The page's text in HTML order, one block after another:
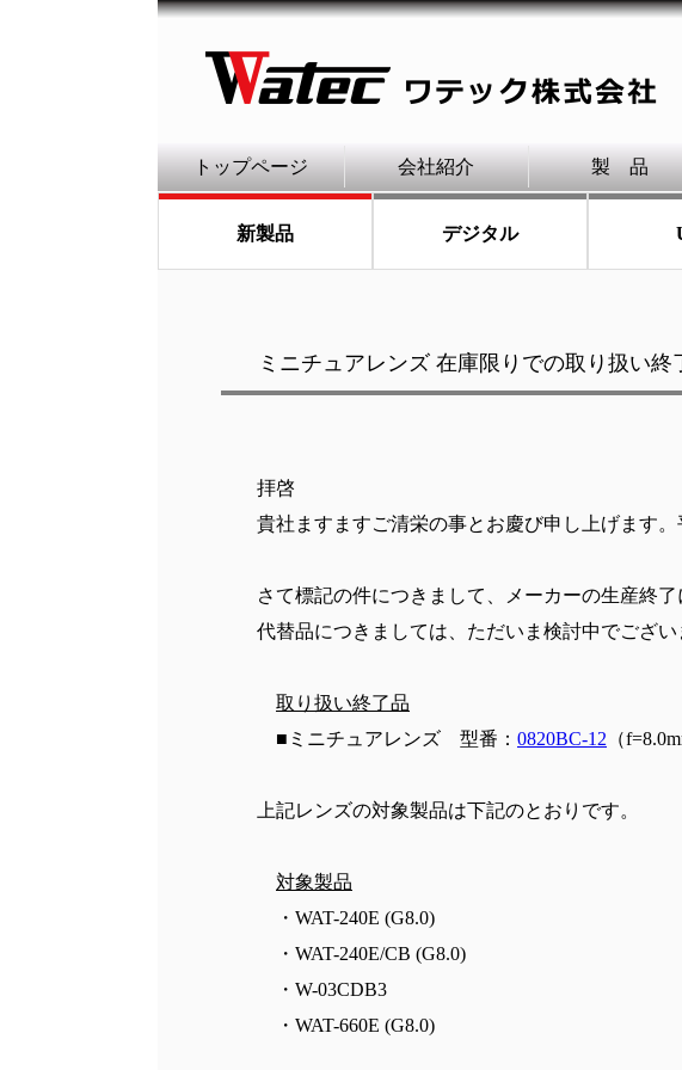
トップページ 会社紹介 製 品
新製品 デジタル
ミニチュアレンズ 在庫限りでの取り扱い終
拝啓
貴社ますますご清栄の事とお慶び申し上げます
さて標記の件につきまして、メーカーの生産終
代替品につきましては、ただいま検討中でござい
取り扱い終了品
■ミニチュアレンズ 型番： 0820BC-12 （
上記レンズの対象製品は下記のとおりです。
対象製品
・WAT-240E (G8.0)
・WAT-240E/CB (G8.0)
・W-03CDB3
・WAT-660E (G8.0)